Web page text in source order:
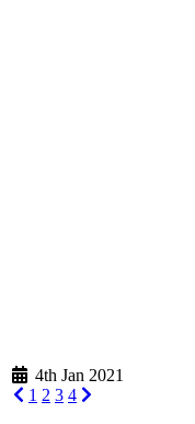
4th Jan 2021
1 2 3 4